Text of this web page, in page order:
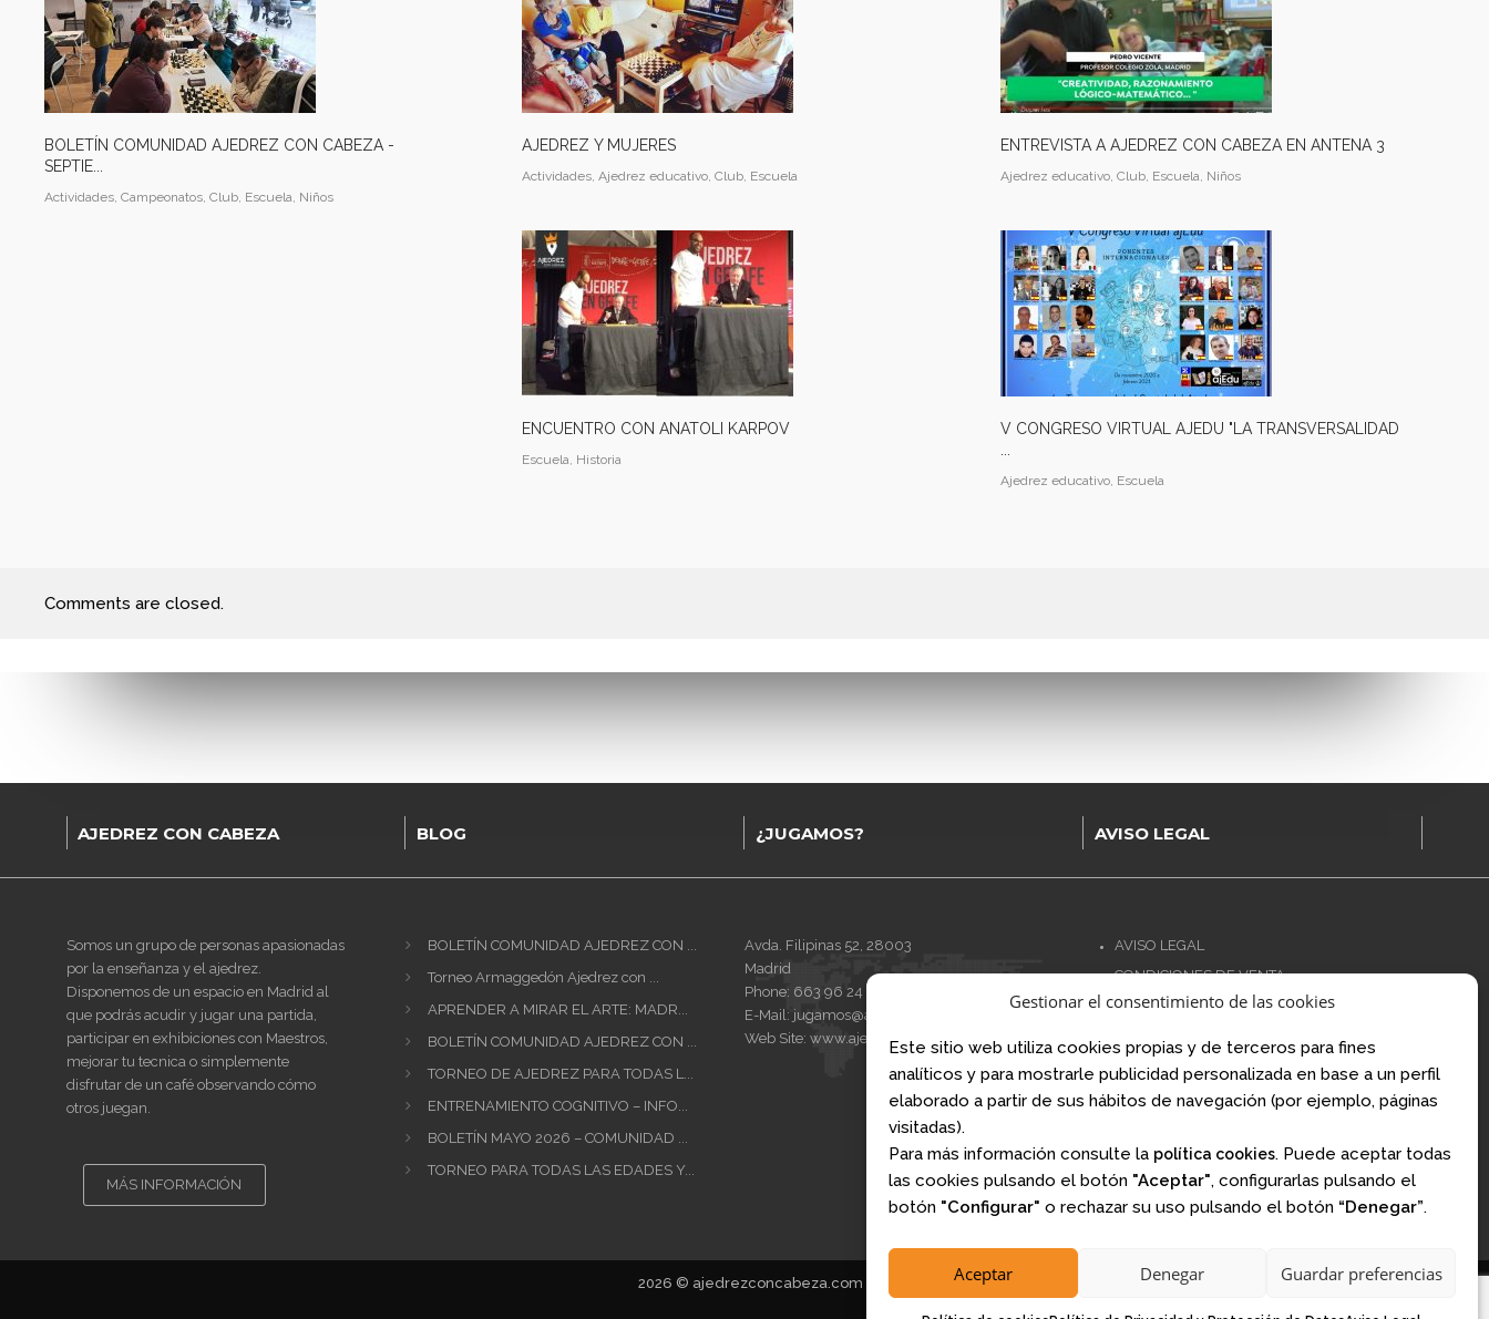
Gestionar el consentimiento de las cookies
Este sitio web utiliza cookies propias y de terceros para fines
analíticos y para mostrarle publicidad personalizada en base a un perfil
elaborado a partir de sus hábitos de navegación (por ejemplo, páginas
visitadas).
Para más información consulte la política cookies. Puede aceptar todas
las cookies pulsando el botón "Aceptar", configurarlas pulsando el
botón "Configurar" o rechazar su uso pulsando el botón “Denegar”.
Aceptar Denegar Guardar preferencias
BOLETÍN COMUNIDAD AJEDREZ CON CABEZA -
SEPTIE...
Actividades, Campeonatos, Club, Escuela, Niños
AJEDREZ Y MUJERES
Actividades, Ajedrez educativo, Club, Escuela
ENTREVISTA A AJEDREZ CON CABEZA EN ANTENA 3
Ajedrez educativo, Club, Escuela, Niños
ENCUENTRO CON ANATOLI KARPOV
Escuela, Historia
V CONGRESO VIRTUAL AJEDU "LA TRANSVERSALIDAD
Ajedrez educativo, Escuela
Comments are closed.
AJEDREZ CON CABEZA
Somos un grupo de personas apasionadas
por la enseñanza y el ajedrez.
Disponemos de un espacio en Madrid al
que podrás acudir y jugar una partida,
participar en exhibiciones con Maestros,
mejorar tu tecnica o simplemente
disfrutar de un café observando cómo
otros juegan.
MÁS INFORMACIÓN
BLOG
BOLETÍN COMUNIDAD AJEDREZ CON ...
Torneo Armaggedón Ajedrez con ...
APRENDER A MIRAR EL ARTE: MADR...
BOLETÍN COMUNIDAD AJEDREZ CON ...
TORNEO DE AJEDREZ PARA TODAS L...
ENTRENAMIENTO COGNITIVO – INFO...
BOLETÍN MAYO 2026 – COMUNIDAD ...
TORNEO PARA TODAS LAS EDADES Y...
¿JUGAMOS?
Avda. Filipinas 52, 28003
Madrid
Phone: 663 96 24 66
E-Mail: jugamos@ajedrezconcabeza.com
Web Site: www.ajedrezconcabeza.com
AVISO LEGAL
AVISO LEGAL
CONDICIONES DE VENTA
POLÍTICA DE PRIVACIDAD
NORMATIVA AJEDREZ CON CABEZA
Financiado por la Unión Europea – NextGenerationEU
2026 © ajedrezconcabeza.com